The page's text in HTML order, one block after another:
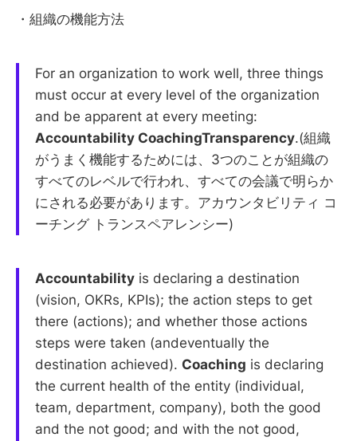
・組織の機能方法
For an organization to work well, three things
must occur at every level of the organization
and be apparent at every meeting:
Accountability CoachingTransparency.(組織
がうまく機能するためには、3つのことが組織の
すべてのレベルで行われ、すべての会議で明らか
にされる必要があります。アカウンタビリティ コ
ーチング トランスペアレンシー)
Accountability is declaring a destination
(vision, OKRs, KPIs); the action steps to get
there (actions); and whether those actions
steps were taken (andeventually the
destination achieved). Coaching is declaring
the current health of the entity (individual,
team, department, company), both the good
and the not good; and with the not good,